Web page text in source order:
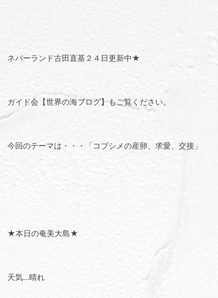
ネバーランド古田直基２４日更新中★
ガイド会【世界の海ブログ】もご覧ください。
今回のテーマは・・・「コブシメの産卵、求愛、交接 」
★本日の奄美大島★
天気…晴れ